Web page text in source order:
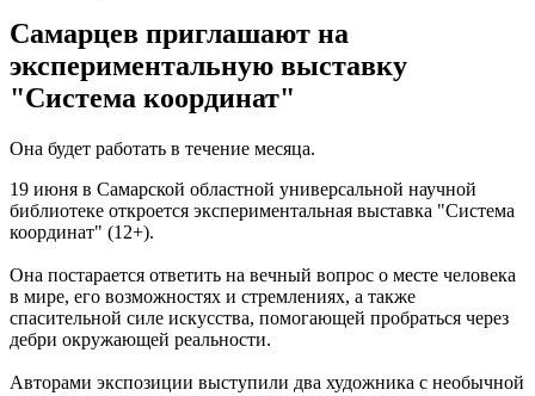
по нацпроекту
06.08.2026 | 13:05
Врач рассказал, чем опасна мода на высокобелковые продукты
06.08.2026 | 13:03
В Самарской области 48 иностранцам запретили въезд в РФ
после полицейских рейдов
06.08.2026 | 12:48
В Тольятти осенью откроют модельную библиотеку
интеллектуального досуга
06.08.2026 | 12:42
На трассе под Тольятти столкнулись ВАЗ и LADA Vesta
06.08.2026 | 12:29
В Кинель-Черкассах утром 6 августа полыхала частная баня
06.08.2026 | 12:28
Улица Дачная в Самаре готова на 85 %
06.08.2026 | 12:23
Корпоративный обман: как мошенники атакуют работников
Самарцев приглашают на
экспериментальную выставку
"Система координат"
Она будет работать в течение месяца.
19 июня в Самарской областной универсальной научной
библиотеке откроется экспериментальная выставка "Система
координат" (12+).
Она постарается ответить на вечный вопрос о месте человека
в мире, его возможностях и стремлениях, а также
спасительной силе искусства, помогающей пробраться через
дебри окружающей реальности.
Авторами экспозиции выступили два художника с необычной